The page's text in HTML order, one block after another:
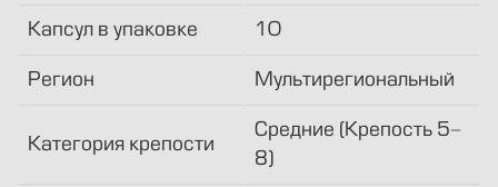
Капсул в упаковке 10
Регион Мультирегиональный
Категория крепости
Средние (Крепость 5-
8)